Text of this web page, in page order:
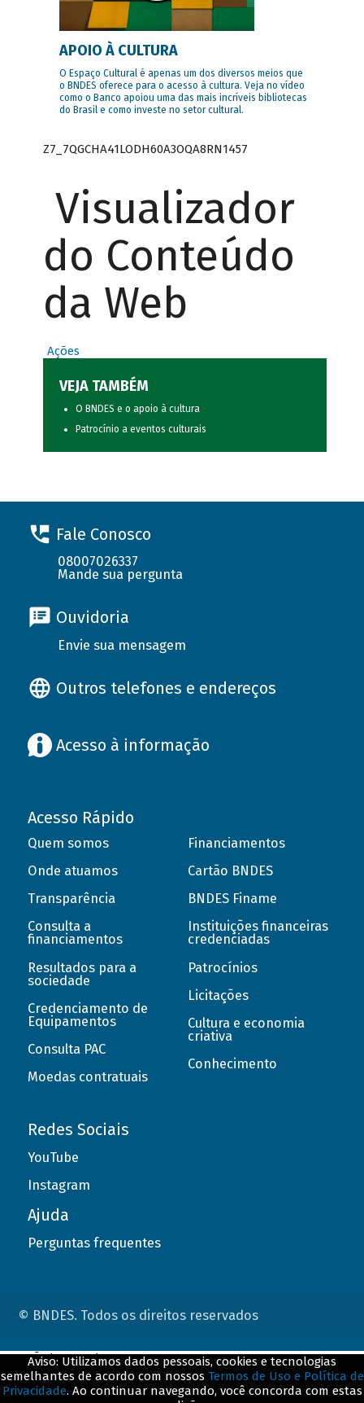
APOIO À CULTURA
O Espaço Cultural é apenas um dos diversos meios que
o BNDES oferece para o acesso à cultura. Veja no vídeo
como o Banco apoiou uma das mais incríveis bibliotecas
do Brasil e como investe no setor cultural.
Z7_7QGCHA41LODH60A3OQA8RN1457
Visualizador
do Conteúdo
da Web
Ações
VEJA TAMBÉM
O BNDES e o apoio à cultura
Patrocínio a eventos culturais
Fale Conosco
08007026337
Mande sua pergunta
Ouvidoria
Envie sua mensagem
Outros telefones e endereços
Acesso à informação
Acesso Rápido
Quem somos
Onde atuamos
Transparência
Consulta a
financiamentos
Resultados para a
sociedade
Credenciamento de
Equipamentos
Consulta PAC
Moedas contratuais
Financiamentos
Cartão BNDES
BNDES Finame
Instituições financeiras
credenciadas
Patrocínios
Licitações
Cultura e economia
criativa
Conhecimento
Redes Sociais
YouTube
Instagram
Ajuda
Perguntas frequentes
© BNDES. Todos os direitos reservados
Aviso: Utilizamos dados pessoais, cookies e tecnologias
semelhantes de acordo com nossos Termos de Uso e Política de
Privacidade. Ao continuar navegando, você concorda com estas
ConteÃºdo complementar
${title}${badge}